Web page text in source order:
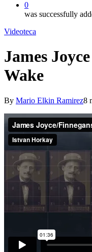
0
was successfully
Videoteca
James
Wake
By Mario Elkin Ramirez8